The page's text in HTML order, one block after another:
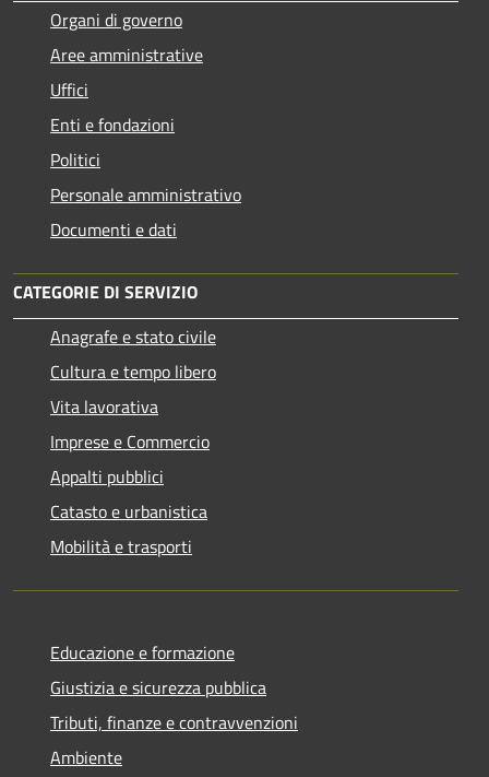
Organi di governo
Aree amministrative
Uffici
Enti e fondazioni
Politici
Personale amministrativo
Documenti e dati
CATEGORIE DI SERVIZIO
Anagrafe e stato civile
Cultura e tempo libero
Vita lavorativa
Imprese e Commercio
Appalti pubblici
Catasto e urbanistica
Mobilità e trasporti
Educazione e formazione
Giustizia e sicurezza pubblica
Tributi, finanze e contravvenzioni
Ambiente